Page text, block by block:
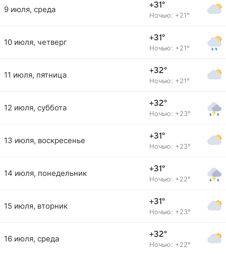
9 июля, среда +31°
Ночью: +21°
10 июля, четверг +31°
Ночью: +21°
11 июля, пятница +32°
Ночью: +21°
12 июля, суббота +32°
Ночью: +23°
13 июля, воскресенье +31°
Ночью: +23°
14 июля, понедельник +31°
Ночью: +22°
15 июля, вторник +31°
Ночью: +23°
16 июля, среда +32°
Ночью: +22°